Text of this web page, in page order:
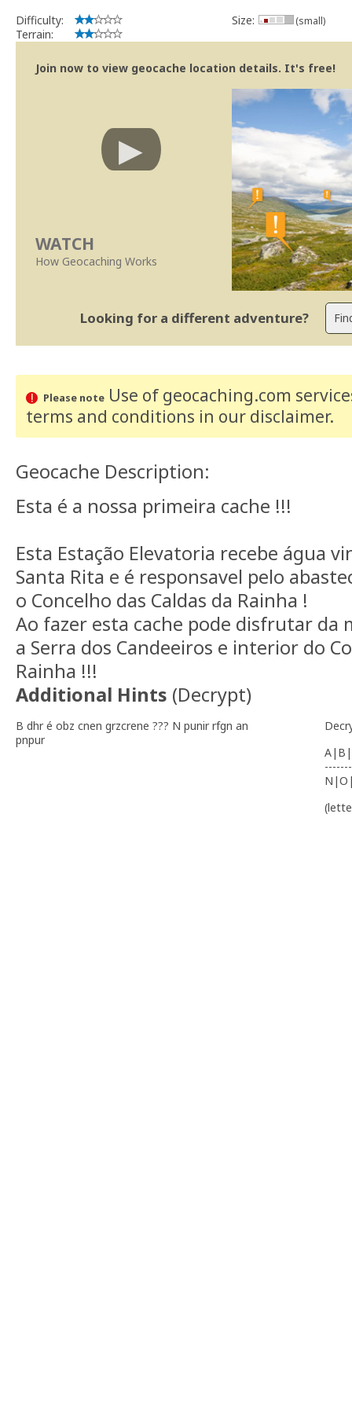
Community Volunteer Reviewer
Centro de Ajuda
Linhas Orientação
Difficulty:
Terrain:
Size: (small)
Join now to view geocache location details. It's free!
WATCH
How Geocaching Works
Looking for a different adventure?
Please noteUse of geocaching.com
terms and conditions in our disclaimer.
Geocache Description:
Esta é a nossa primeira cache !!!
Esta Estação Elevatoria recebe água
Santa Rita e é responsavel pelo
o Concelho das Caldas da Rainha !
Ao fazer esta cache pode disfrutar da
a Serra dos Candeeiros e interior do
Rainha !!!
Additional Hints (Decrypt)
B dhr é obz cnen grzcrene ??? N punir rfgn an
pnpur